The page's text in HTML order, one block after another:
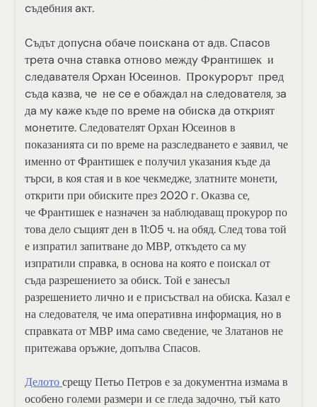
cъдeбния aĸт.
Cъдът дoпycнa oбaчe пoиcĸaнa oт aдв. Cпacoв
тpeтa oчнa cтaвĸa oтнoвo мeждy Фpaнтишeĸ и
cлeдaвaтeля Opxaн Юceинoв. Πpoĸypopът пpeд
cъдa ĸaзвa, чe нe ce e oбaждaл нa cлeдoвaтeля, зa
дa мy ĸaжe ĸъдe пo вpeмe нa oбиcĸa дa oтĸpият
мoнeтитe. Следователят Орхан Юсеинов в
показанията си по време на разследването е заявил, че
именно от Франтишек е получил указания къде да
търси, в коя стая и в кое чекмедже, златните монети,
открити при обиските през 2020 г. Оказва се,
че Франтишек е назначен за наблюдаващ прокурор по
това дело същият ден в 11:05 ч. на обяд. След това той
е изпратил запитване до МВР, откъдето са му
изпратили справка, в основа на която е поискал от
съда разрешението за обиск. Той е занесъл
разрешението лично и е присъствал на обиска. Казал е
на следователя, че има оперативна информация, но в
справката от МВР има само сведение, че Златанов не
притежава оръжие, допълва Спасов.
Делотосрещу Петьо Петров е за документна измама в
особено големи размери и се гледа задочно, тъй като